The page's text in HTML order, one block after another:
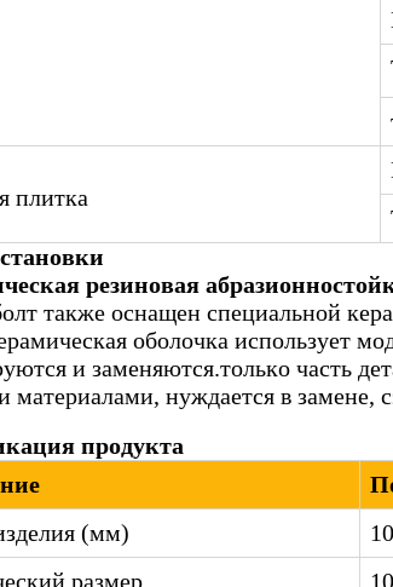
плитка
резиновая
также оснащен специальной
оболочка использует
и заменяются.только часть
материалами, нуждается в замене,
продукта
(мм)
размер